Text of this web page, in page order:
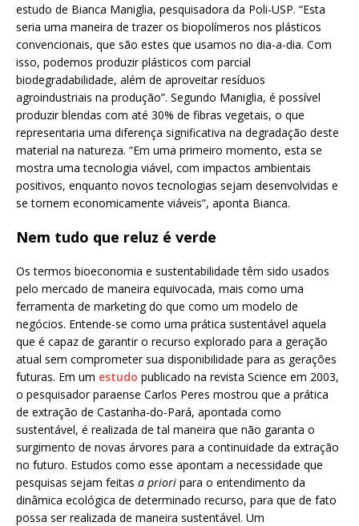
estudo de Bianca Maniglia, pesquisadora da Poli-USP. “Esta
seria uma maneira de trazer os biopolímeros nos plásticos
convencionais, que são estes que usamos no dia-a-dia. Com
isso, podemos produzir plásticos com parcial
biodegradabilidade, além de aproveitar resíduos
agroindustriais na produção”. Segundo Maniglia, é possível
produzir blendas com até 30% de fibras vegetais, o que
representaria uma diferença significativa na degradação deste
material na natureza. “Em uma primeiro momento, esta se
mostra uma tecnologia viável, com impactos ambientais
positivos, enquanto novos tecnologias sejam desenvolvidas e
se tornem economicamente viáveis”, aponta Bianca.
Nem tudo que reluz é verde
Os termos bioeconomia e sustentabilidade têm sido usados
pelo mercado de maneira equivocada, mais como uma
ferramenta de marketing do que como um modelo de
negócios. Entende-se como uma prática sustentável aquela
que é capaz de garantir o recurso explorado para a geração
atual sem comprometer sua disponibilidade para as gerações
futuras. Em um estudo publicado na revista Science em 2003,
o pesquisador paraense Carlos Peres mostrou que a prática
de extração de Castanha-do-Pará, apontada como
sustentável, é realizada de tal maneira que não garanta o
surgimento de novas árvores para a continuidade da extração
no futuro. Estudos como esse apontam a necessidade que
pesquisas sejam feitas a priori para o entendimento da
dinâmica ecológica de determinado recurso, para que de fato
possa ser realizada de maneira sustentável. Um